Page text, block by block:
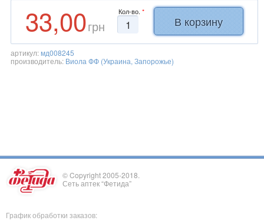
33,00грн
Кол-во. *
артикул:мд008245
производитель: Виола ФФ (Украина, Запорожье)
© Copyright 2005-2018.
Сеть аптек “Фетида”
График обработки заказов: